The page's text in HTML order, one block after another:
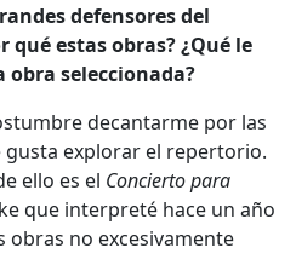
defensores del
estas obras? ¿Qué le
obra seleccionada?
decantarme por las
explorar el repertorio.
ello es el Concierto para
que interpreté hace un año
obras no excesivamente